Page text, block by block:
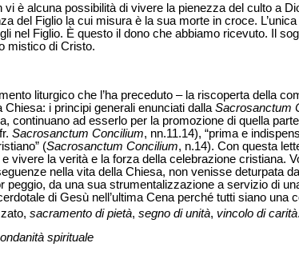
è alcuna possibilità di vivere la pienezza del culto a
del Figlio la cui misura è la sua morte in croce.
nel Figlio. È questo il dono che abbiamo ricevuto. Il
mistico di Cristo.
liturgico che l’ha preceduto – la riscoperta della
i principi generali enunciati dalla Sacrosanctum
continuano ad esserlo per la promozione di quella
Sacrosanctum Concilium, nn.11.14), “prima e
(Sacrosanctum Concilium, n.14). Con questa
vivere la verità e la forza della celebrazione cristiana.
nella vita della Chiesa, non venisse deturpata
peggio, da una sua strumentalizzazione a servizio di
di Gesù nell’ultima Cena perché tutti siano una
sacramento di pietà, segno di unità, vincolo di carità.
spirituale